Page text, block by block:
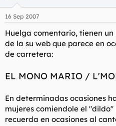
e
:
16 Sep 2007
Huelga comentario, tienen
de la su web que parece en
de carretera:
EL MONO MARIO /
En determinadas ocasiones
mujeres comiendole el
recuerda en ocasiones al